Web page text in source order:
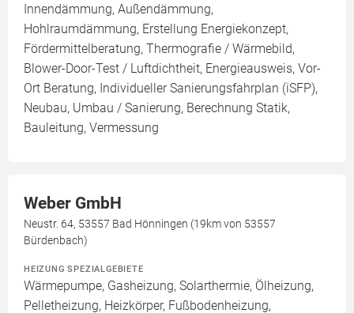
Innendämmung, Außendämmung,
Hohlraumdämmung, Erstellung Energiekonzept,
Fördermittelberatung, Thermografie / Wärmebild,
Blower-Door-Test / Luftdichtheit, Energieausweis, Vor-
Ort Beratung, Individueller Sanierungsfahrplan (iSFP),
Neubau, Umbau / Sanierung, Berechnung Statik,
Bauleitung, Vermessung
Weber GmbH
Neustr. 64, 53557 Bad Hönningen (19km von 53557
Bürdenbach)
HEIZUNG SPEZIALGEBIETE
Wärmepumpe, Gasheizung, Solarthermie, Ölheizung,
Pelletheizung, Heizkörper, Fußbodenheizung,